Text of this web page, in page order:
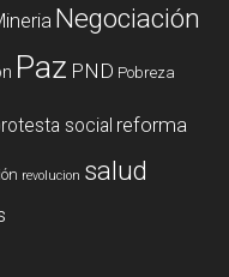
Negociación
Paz PND Pobreza
social reforma
revolucion salud